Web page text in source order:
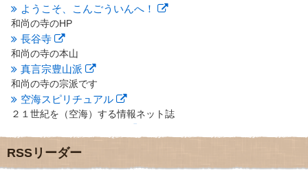
2012年7月
(10)
2012年6月(14)
2012年5月
2012年4月(16)
2012年3月 (17)
2012年2月(20)
2012年1月(25)
2011年12月(22)
2011年11月(28)
2011年10月(31)
2011年9月(24)
2011年8月(21)
ようこそ、こんごういんへ！
和尚の寺のHP
長谷寺
和尚の寺の本山
真言宗豊山派
和尚の寺の宗派です
空海スピリチュアル
２１世紀を（空海）する情報ネット誌
地域のライターさんです
小豆島 圓満寺
RSSリーダー